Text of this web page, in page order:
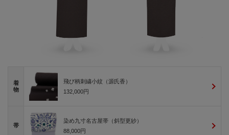
着
物
飛び柄刺繍小紋（源氏香）
132,000円
帯
染め九寸名古屋帯（斜型更紗）
88,000円